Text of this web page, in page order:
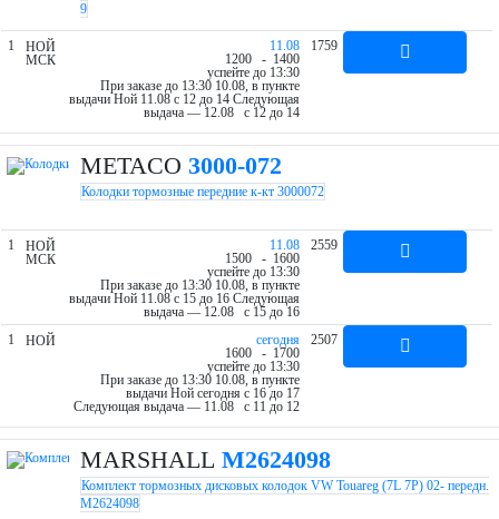
9
1
НОЙ
МСК
11.08
1200 - 1400
успейте до 13:30
При заказе до 13:30 10.08, в пункте
выдачи Ной 11.08 c 12 до 14 Следующая
выдача — 12.08 c 12 до 14
1759
METACO 3000-072
Колодки тормозные передние к-кт 3000072
1
НОЙ
МСК
11.08
1500 - 1600
успейте до 13:30
При заказе до 13:30 10.08, в пункте
выдачи Ной 11.08 c 15 до 16 Следующая
выдача — 12.08 c 15 до 16
2559
1 НОЙ
cегодня
1600 - 1700
успейте до 13:30
При заказе до 13:30 10.08, в пункте
выдачи Ной cегодня c 16 до 17
Следующая выдача — 11.08 c 11 до 12
2507
MARSHALL M2624098
Комплект тормозных дисковых колодок VW Touareg (7L 7P) 02- передн.
M2624098